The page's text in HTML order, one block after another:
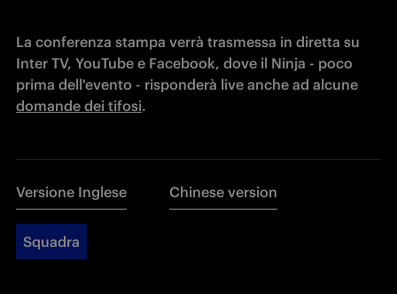
La conferenza stampa verrà trasmessa in diretta su
Inter TV, YouTube e Facebook, dove il Ninja - poco
domande dei tifosi.
Versione Inglese Chinese version
Squadra